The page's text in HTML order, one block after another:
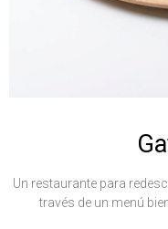
Un restaurante para
través de un menú